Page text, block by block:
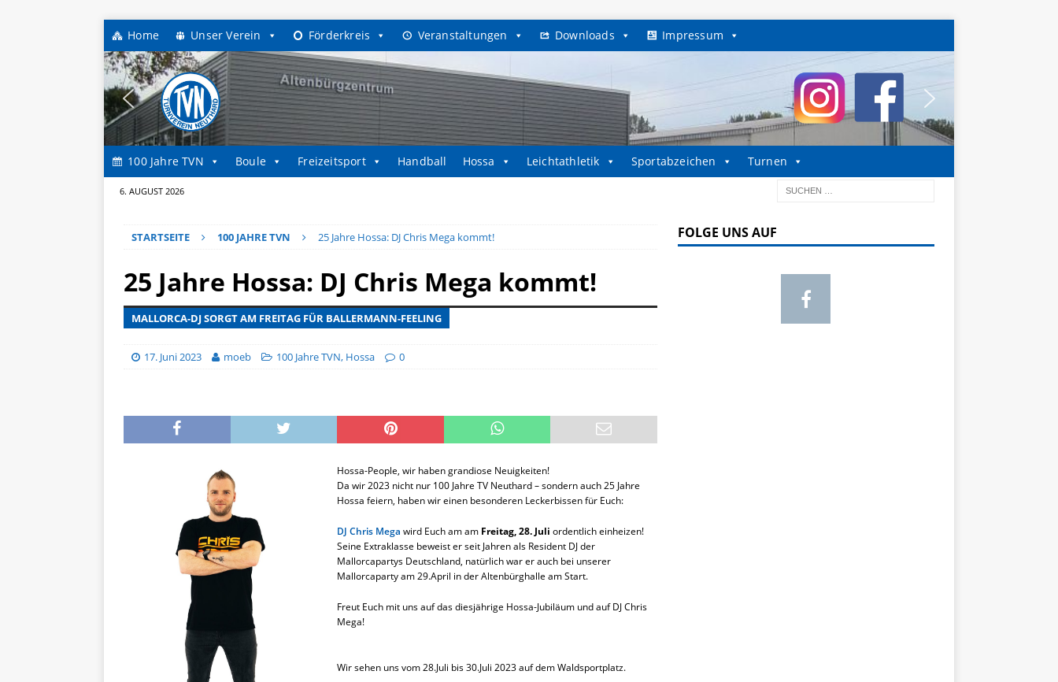
Home Unser Verein Förderkreis Veranstaltungen Downloads Impressum
100 Jahre TVN Boule Freizeitsport Handball Hossa Leichtathletik Sportabzeichen Turnen
6. AUGUST 2026
STARTSEITE 100 JAHRE TVN 25 Jahre Hossa: DJ Chris Mega kommt!
25 Jahre Hossa: DJ Chris Mega kommt!
MALLORCA-DJ SORGT AM FREITAG FÜR BALLERMANN-FEELING
17. Juni 2023 moeb 100 Jahre TVN, Hossa 0
Hossa-People, wir haben grandiose Neuigkeiten!
Da wir 2023 nicht nur 100 Jahre TV Neuthard – sondern auch 25 Jahre
Hossa feiern, haben wir einen besonderen Leckerbissen für Euch:
DJ Chris Mega wird Euch am am Freitag, 28. Juli ordentlich einheizen!
Seine Extraklasse beweist er seit Jahren als Resident DJ der
Mallorcapartys Deutschland, natürlich war er auch bei unserer
Mallorcaparty am 29.April in der Altenbürghalle am Start.
Freut Euch mit uns auf das diesjährige Hossa-Jubiläum und auf DJ Chris
Mega!
Wir sehen uns vom 28.Juli bis 30.Juli 2023 auf dem Waldsportplatz.
FOLGE UNS AUF